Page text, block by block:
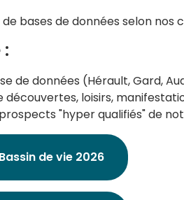
bases de données selon nos
de données (Hérault, Gard,
loisirs,
"hyper qualifiés" de
de vie 2026